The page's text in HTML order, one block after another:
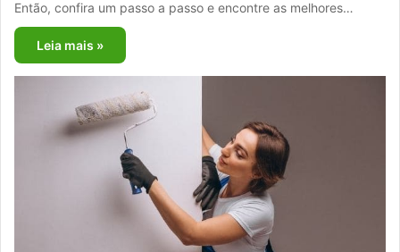
Então, confira um passo a passo e encontre as melhores…
Leia mais »